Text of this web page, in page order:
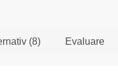
(8) Evaluare